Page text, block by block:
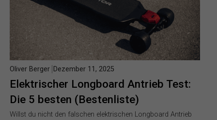
Elektrischer Longboard Antrieb Test:
Die 5 besten (Bestenliste)
Oliver Berger Dezember 11, 2025
Willst du nicht den falschen elektrischen Longboard Antrieb